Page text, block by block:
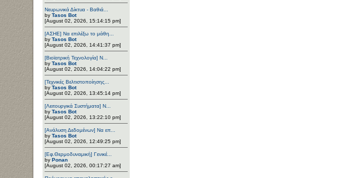
Νευρωνικά Δίκτυα - Βαθιά...
by Tasos Bot
[August 02, 2026, 15:14:15 pm]
[ΑΣΗΕ] Να επιλέξω το μάθη...
by Tasos Bot
[August 02, 2026, 14:41:37 pm]
[Βιοϊατρική Τεχνολογία] Ν...
by Tasos Bot
[August 02, 2026, 14:04:22 pm]
[Τεχνικές Βελτιστοποίησης...
by Tasos Bot
[August 02, 2026, 13:45:14 pm]
[Λειτουργικά Συστήματα] Ν...
by Tasos Bot
[August 02, 2026, 13:22:10 pm]
[Ανάλυση Δεδομένων] Να επ...
by Tasos Bot
[August 02, 2026, 12:49:25 pm]
[Εφ.Θερμοδυναμική] Γενικέ...
by Ponan
[August 02, 2026, 00:17:27 am]